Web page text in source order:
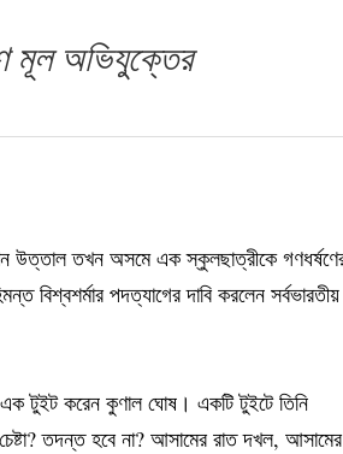
মূল অভিযুক্তের
উত্তাল তখন অসমে এক স্কুলছাত্রীকে
বিশ্বশর্মার পদত্যাগের দাবি করলেন সর্বভারতীয়
টুইট করেন কুণাল ঘোষ। একটি টুইটে তিনি
তদন্ত হবে না? আসামের রাত দখল, আসামের